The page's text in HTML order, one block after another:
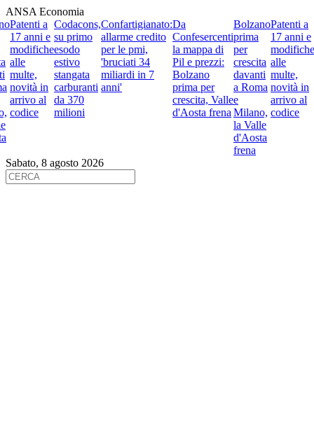
ANSA Economia
Patenti a
17 anni e
modifiche
alle
multe,
novità in
arrivo al
codice
Codacons,
su primo
esodo
estivo
stangata
carburanti
da 370
milioni
Confartigianato:
allarme credito
per le pmi,
'bruciati 34
miliardi in 7
anni'
Da
Confesercenti
la mappa di
Pil e prezzi:
Bolzano
prima per
crescita, Valle
d'Aosta frena
Bolzano
prima
per
crescita
davanti
a Roma
e
Milano,
la Valle
d'Aosta
frena
Patenti a
17 anni e
modifiche
alle
multe,
novità in
arrivo al
codice
Sabato, 8 agosto 2026